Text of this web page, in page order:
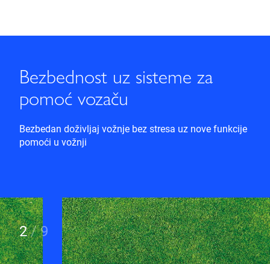
Bezbednost uz sisteme za
pomoć vozaču
Bezbedan doživljaj vožnje bez stresa uz nove funkcije
pomoći u vožnji
2/9